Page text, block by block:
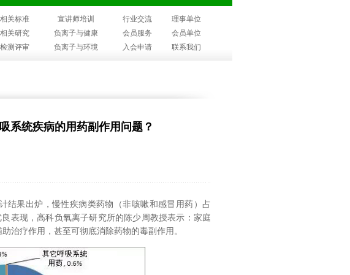
相关标准 宣讲师培训 行业交流
理事单位
相关研究 负离子与健康 会员服务
会员单位
检测评审 负离子与环境 入会申请 联系我们
系统疾病的用药副作用问题？
结果出炉，慢性疾病类药物（非咳嗽和感冒用药）占
表现，高科负氧离子研究所的陈少周教授表示：家庭
治疗作用，甚至可彻底消除药物的毒副作用。